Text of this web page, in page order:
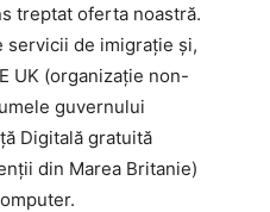
treptat oferta noastră.
servicii de imigrație și,
UK (organizație non-
guvernului
Digitală gratuită
din Marea Britanie)